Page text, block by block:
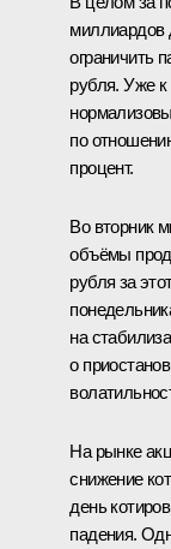
миллиардов
ограничить
рубля. Уже к
по
процент.
Во вторник
объёмы
рубля за
на
о
На рынке
снижение
день
падения.